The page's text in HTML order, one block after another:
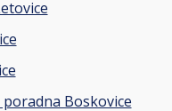
Boskovice